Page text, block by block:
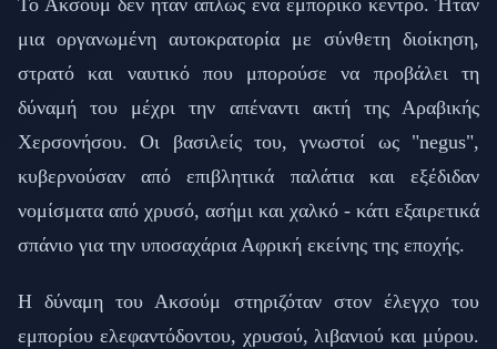
Το Ακσούμ δεν ήταν απλώς ένα εμπορικό κέντρο. Ήταν
μια οργανωμένη αυτοκρατορία με σύνθετη διοίκηση,
στρατό και ναυτικό που μπορούσε να προβάλει τη
δύναμή του μέχρι την απέναντι ακτή της Αραβικής
Χερσονήσου. Οι βασιλείς του, γνωστοί ως "negus",
κυβερνούσαν από επιβλητικά παλάτια και εξέδιδαν
νομίσματα από χρυσό, ασήμι και χαλκό - κάτι εξαιρετικά
σπάνιο για την υποσαχάρια Αφρική εκείνης της εποχής.
Η δύναμη του Ακσούμ στηριζόταν στον έλεγχο του
εμπορίου ελεφαντόδοντου, χρυσού, λιβανιού και μύρου.